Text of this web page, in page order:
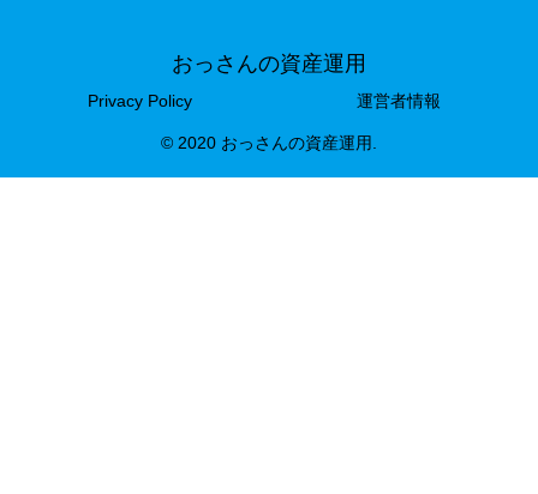
おっさんの資産運用
Privacy Policy 運営者情報
© 2020 おっさんの資産運用.